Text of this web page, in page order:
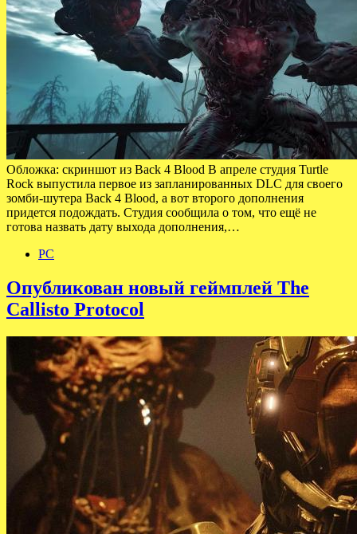
Обложка: скриншот из Back 4 Blood В апреле студия Turtle
Rock выпустила первое из запланированных DLC для своего
зомби-шутера Back 4 Blood, а вот второго дополнения
придется подождать. Студия сообщила о том, что ещё не
готова назвать дату выхода дополнения,…
PC
Опубликован новый геймплей The
Callisto Protocol